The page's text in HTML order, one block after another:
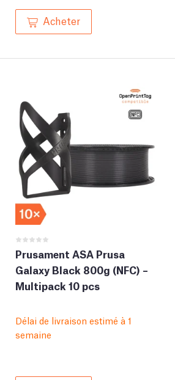
Acheter
Prusament ASA Prusa
Galaxy Black 800g (NFC) –
Multipack 10 pcs
Délai de livraison estimé à 1
semaine